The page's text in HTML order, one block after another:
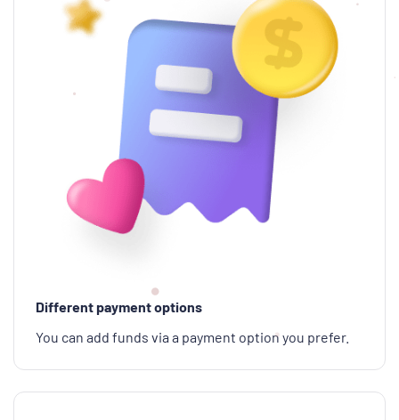
Different payment options
You can add funds via a payment option you prefer.